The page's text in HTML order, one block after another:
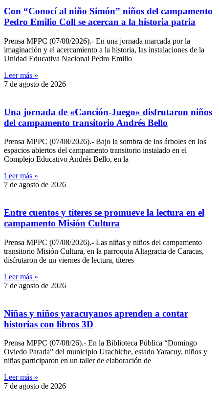
Con “Conocí al niño Simón” niños del campamento
Pedro Emilio Coll se acercan a la historia patria
Prensa MPPC (07/08/2026).- En una jornada marcada por la
imaginación y el acercamiento a la historia, las instalaciones de la
Unidad Educativa Nacional Pedro Emilio
Leer más »
7 de agosto de 2026
Una jornada de «Canción-Juego» disfrutaron niños
del campamento transitorio Andrés Bello
Prensa MPPC (07/08/2026).- Bajo la sombra de los árboles en los
espacios abiertos del campamento transitorio instalado en el
Complejo Educativo Andrés Bello, en la
Leer más »
7 de agosto de 2026
Entre cuentos y títeres se promueve la lectura en el
campamento Misión Cultura
Prensa MPPC (07/08/2026).- Las niñas y niños del campamento
transitorio Misión Cultura, en la parroquia Altagracia de Caracas,
disfrutaron de un viernes de lectura, títeres
Leer más »
7 de agosto de 2026
Niñas y niños yaracuyanos aprenden a contar
historias con libros 3D
Prensa MPPC (07/08/26).- En la Biblioteca Pública “Domingo
Oviedo Parada” del municipio Urachiche, estado Yaracuy, niños y
niñas participaron en un taller de elaboración de
Leer más »
7 de agosto de 2026